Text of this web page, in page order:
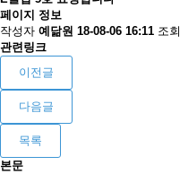
페이지 정보
작성자 예닮원 18-08-06 16:11 조회
관련링크
이전글
다음글
목록
본문